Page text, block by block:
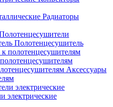
Радиаторы
Полотенцесушитель
Аксессуары
электрические